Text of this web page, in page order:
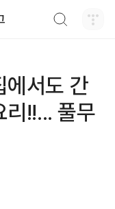
에서도 간
리!!... 풀무